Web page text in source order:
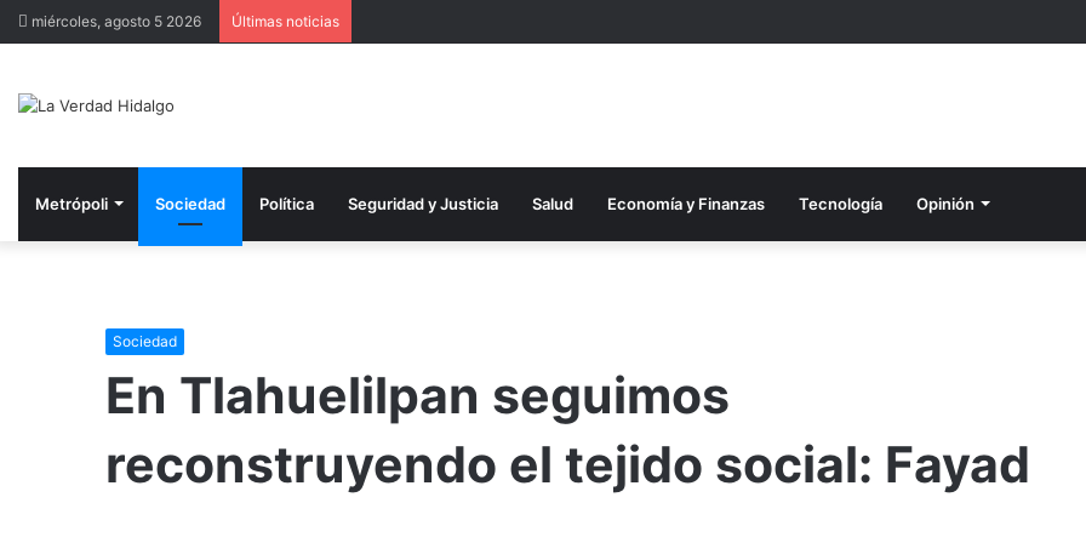
miércoles, agosto 5 2026 Últimas noticias
Metrópoli Sociedad Política Seguridad y Justicia Salud Economía y Finanzas Tecnología Opinión
Sociedad
En Tlahuelilpan seguimos
reconstruyendo el tejido social: Fayad